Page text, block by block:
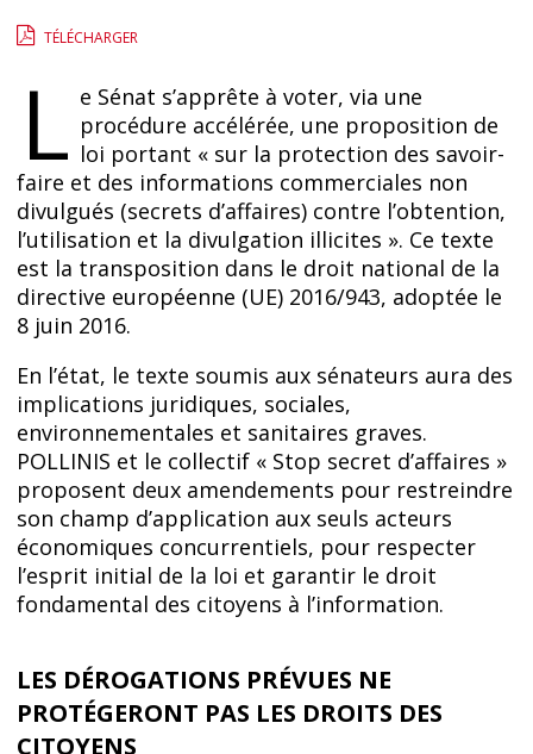
TÉLÉCHARGER
L e Sénat s’apprête à voter, via une
procédure accélérée, une proposition de
loi portant « sur la protection des savoir-
faire et des informations commerciales non
divulgués (secrets d’affaires) contre l’obtention,
l’utilisation et la divulgation illicites ». Ce texte
est la transposition dans le droit national de la
directive européenne (UE) 2016/943, adoptée le
8 juin 2016.
En l’état, le texte soumis aux sénateurs aura des
implications juridiques, sociales,
environnementales et sanitaires graves.
POLLINIS et le collectif « Stop secret d’affaires »
proposent deux amendements pour restreindre
son champ d’application aux seuls acteurs
économiques concurrentiels, pour respecter
l’esprit initial de la loi et garantir le droit
fondamental des citoyens à l’information.
LES DÉROGATIONS PRÉVUES NE
PROTÉGERONT PAS LES DROITS DES
CITOYENS